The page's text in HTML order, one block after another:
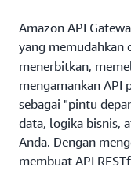
Amazon API
yang memudahkan
menerbitkan,
mengamankan API
sebagai "pintu
data, logika bisnis,
Anda. Dengan
membuat API